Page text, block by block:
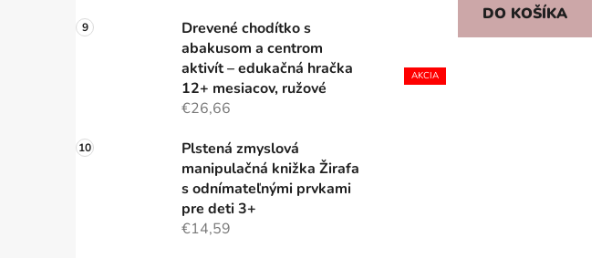
Drevené chodítko s
abakusom a centrom
aktivít – edukačná hračka
12+ mesiacov, ružové
€26,66
Plstená zmyslová
manipulačná knižka Žirafa
s odnímateľnými prvkami
pre deti 3+
€14,59
DO KOŠÍKA
AKCIA